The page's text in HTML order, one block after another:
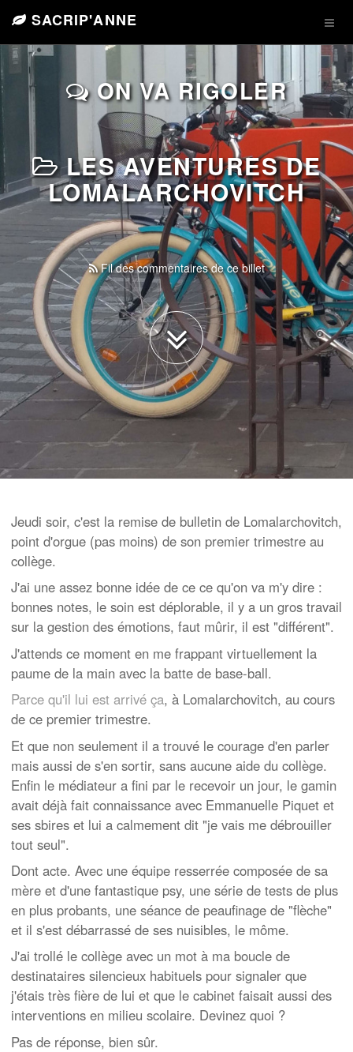
SACRIP'ANNE
ON VA RIGOLER
LES AVENTURES DE
LOMALARCHOVITCH
Fil des commentaires de ce billet
Jeudi soir, c'est la remise de bulletin de Lomalarchovitch,
point d'orgue (pas moins) de son premier trimestre au
collège.
J'ai une assez bonne idée de ce ce qu'on va m'y dire :
bonnes notes, le soin est déplorable, il y a un gros travail
sur la gestion des émotions, faut mûrir, il est "différent".
J'attends ce moment en me frappant virtuellement la
paume de la main avec la batte de base-ball.
Parce qu'il lui est arrivé ça, à Lomalarchovitch, au cours
de ce premier trimestre.
Et que non seulement il a trouvé le courage d'en parler
mais aussi de s'en sortir, sans aucune aide du collège.
Enfin le médiateur a fini par le recevoir un jour, le gamin
avait déjà fait connaissance avec Emmanuelle Piquet et
ses sbires et lui a calmement dit "je vais me débrouiller
tout seul".
Dont acte. Avec une équipe resserrée composée de sa
mère et d'une fantastique psy, une série de tests de plus
en plus probants, une séance de peaufinage de "flèche"
et il s'est débarrassé de ses nuisibles, le môme.
J'ai trollé le collège avec un mot à ma boucle de
destinataires silencieux habituels pour signaler que
j'étais très fière de lui et que le cabinet faisait aussi des
interventions en milieu scolaire. Devinez quoi ?
Pas de réponse, bien sûr.